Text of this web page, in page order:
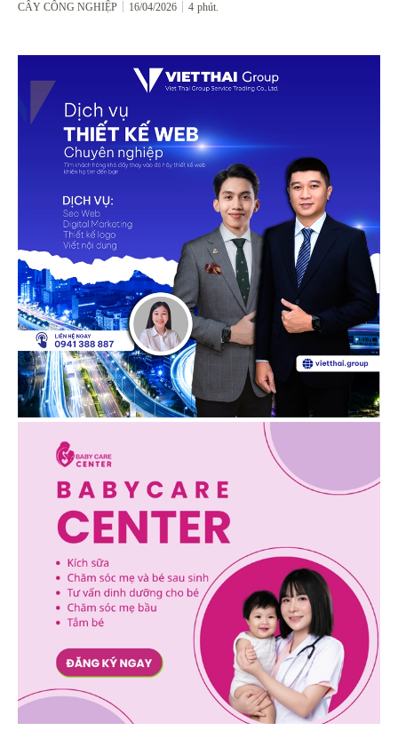
CÂY CÔNG NGHIỆP 16/04/2026 4 phút.